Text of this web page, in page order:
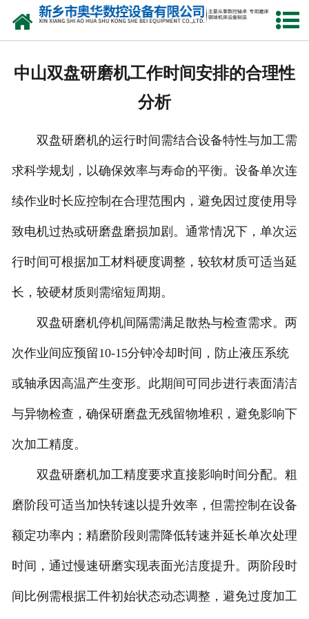
网站首页
公司风采
人才招聘
联系我们
中山双盘研磨机工作时间安排的合理性
分析
双盘研磨机的运行时间需结合设备特性与加工需
求科学规划，以确保效率与寿命的平衡。设备单次连
续作业时长应控制在合理范围内，避免因过度使用导
致电机过热或研磨盘磨损加剧。通常情况下，单次运
行时间可根据加工材料硬度调整，较软材质可适当延
长，较硬材质则需缩短周期。
双盘研磨机停机间隔需满足散热与检查需求。两
次作业间应预留10-15分钟冷却时间，防止液压系统
或轴承因高温产生变形。此期间可同步进行表面清洁
与异物检查，确保研磨盘无残留物堆积，避免影响下
次加工精度。
双盘研磨机加工精度要求直接影响时间分配。粗
磨阶段可适当加快转速以提升效率，但需控制在设备
额定功率内；精磨阶段则需降低转速并延长单次处理
时间，通过慢速研磨实现表面光洁度提升。两阶段时
间比例需根据工件初始状态动态调整，避免过度加工